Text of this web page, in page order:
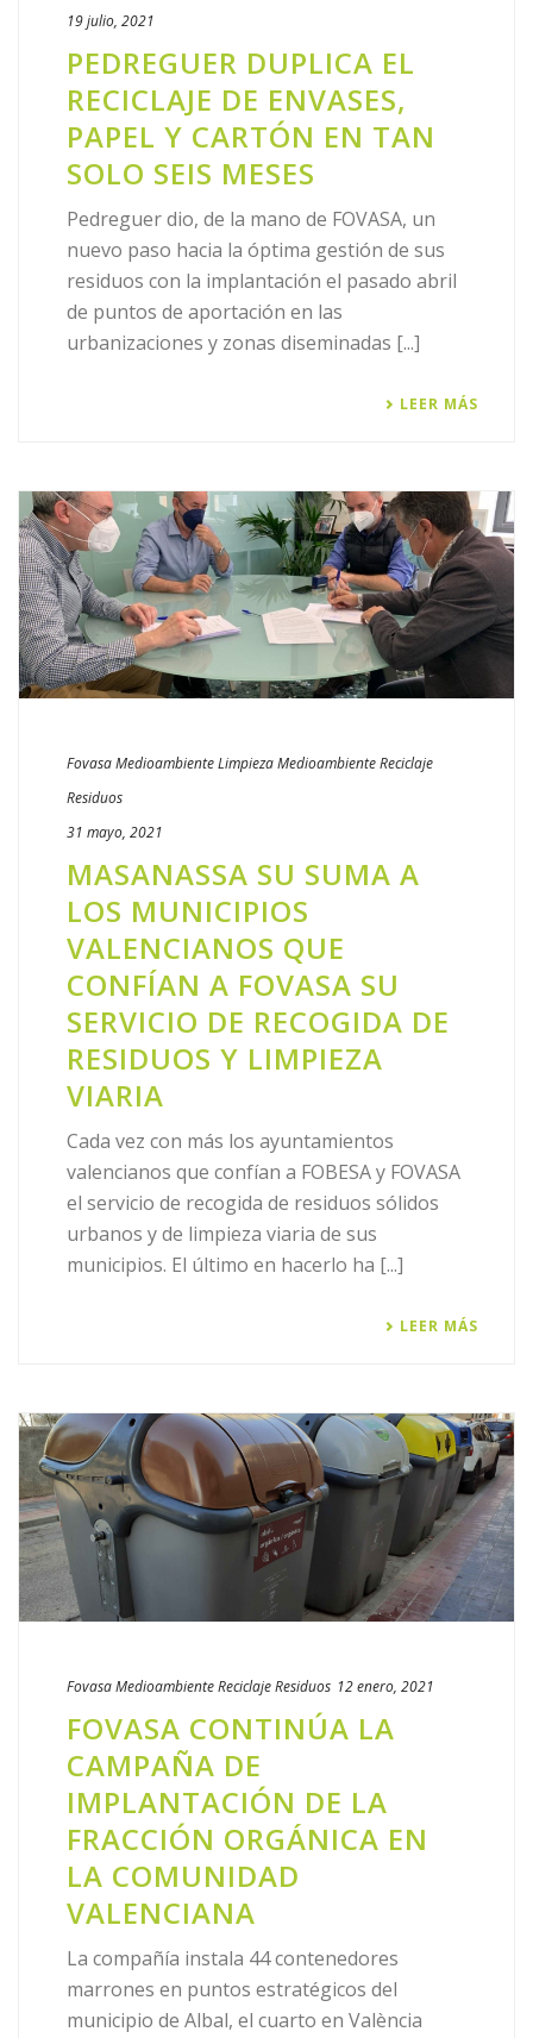
19 julio, 2021
PEDREGUER DUPLICA EL
RECICLAJE DE ENVASES,
PAPEL Y CARTÓN EN TAN
SOLO SEIS MESES
Pedreguer dio, de la mano de FOVASA, un
nuevo paso hacia la óptima gestión de sus
residuos con la implantación el pasado abril
de puntos de aportación en las
urbanizaciones y zonas diseminadas [...]
LEER MÁS
Fovasa MedioambienteLimpiezaMedioambienteReciclaje
Residuos
31 mayo, 2021
MASANASSA SU SUMA A
LOS MUNICIPIOS
VALENCIANOS QUE
CONFÍAN A FOVASA SU
SERVICIO DE RECOGIDA DE
RESIDUOS Y LIMPIEZA
VIARIA
Cada vez con más los ayuntamientos
valencianos que confían a FOBESA y FOVASA
el servicio de recogida de residuos sólidos
urbanos y de limpieza viaria de sus
municipios. El último en hacerlo ha [...]
LEER MÁS
Fovasa MedioambienteReciclajeResiduos 12 enero, 2021
FOVASA CONTINÚA LA
CAMPAÑA DE
IMPLANTACIÓN DE LA
FRACCIÓN ORGÁNICA EN
LA COMUNIDAD
VALENCIANA
La compañía instala 44 contenedores
marrones en puntos estratégicos del
municipio de Albal, el cuarto en València